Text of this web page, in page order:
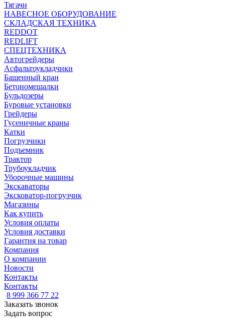
Тягачи
НАВЕСНОЕ ОБОРУДОВАНИЕ
СКЛАДСКАЯ ТЕХНИКА
REDDOT
REDLIFT
СПЕЦТЕХНИКА
Автогрейдеры
Асфальтоукладчики
Башенный кран
Бетономешалки
Бульдозеры
Буровые установки
Грейдеры
Гусеничные краны
Катки
Погрузчики
Подъемник
Трактор
Трубоукладчик
Уборочные машины
Экскаваторы
Эксковатор-погрузчик
Магазины
Как купить
Условия оплаты
Условия доставки
Гарантия на товар
Компания
О компании
Новости
Контакты
Контакты
8 999 366 77 22
Заказать звонок
Задать вопрос